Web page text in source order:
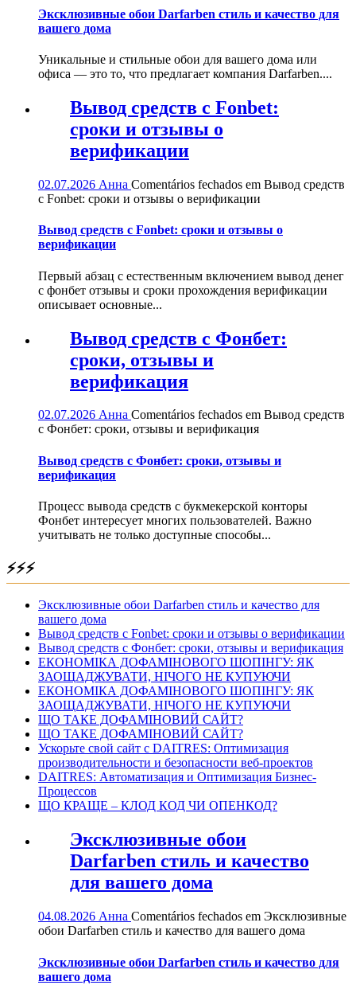
Эксклюзивные обои Darfarben стиль и качество для
вашего дома
Уникальные и стильные обои для вашего дома или
офиса — это то, что предлагает компания Darfarben....
Вывод средств с Fonbet:
сроки и отзывы о
верификации
02.07.2026 Анна Comentários fechados em Вывод средств
с Fonbet: сроки и отзывы о верификации
Вывод средств с Fonbet: сроки и отзывы о
верификации
Первый абзац с естественным включением вывод денег
с фонбет отзывы и сроки прохождения верификации
описывает основные...
Вывод средств с Фонбет:
сроки, отзывы и
верификация
02.07.2026 Анна Comentários fechados em Вывод средств
с Фонбет: сроки, отзывы и верификация
Вывод средств с Фонбет: сроки, отзывы и
верификация
Процесс вывода средств с букмекерской конторы
Фонбет интересует многих пользователей. Важно
учитывать не только доступные способы...
⚡⚡⚡
Эксклюзивные обои Darfarben стиль и качество для
вашего дома
Вывод средств с Fonbet: сроки и отзывы о верификации
Вывод средств с Фонбет: сроки, отзывы и верификация
ЕКОНОМІКА ДОФАМІНОВОГО ШОПІНГУ: ЯК
ЗАОЩАДЖУВАТИ, НІЧОГО НЕ КУПУЮЧИ
ЕКОНОМІКА ДОФАМІНОВОГО ШОПІНГУ: ЯК
ЗАОЩАДЖУВАТИ, НІЧОГО НЕ КУПУЮЧИ
ЩО ТАКЕ ДОФАМІНОВИЙ САЙТ?
ЩО ТАКЕ ДОФАМІНОВИЙ САЙТ?
Ускорьте свой сайт с DAITRES: Оптимизация
производительности и безопасности веб-проектов
DAITRES: Автоматизация и Оптимизация Бизнес-
Процессов
ЩО КРАЩЕ – КЛОД КОД ЧИ ОПЕНКОД?
Эксклюзивные обои
Darfarben стиль и качество
для вашего дома
04.08.2026 Анна Comentários fechados em Эксклюзивные
обои Darfarben стиль и качество для вашего дома
Эксклюзивные обои Darfarben стиль и качество для
вашего дома